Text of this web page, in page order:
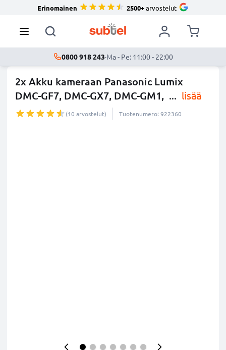
Erinomainen 2500+arvostelut
0800 918 243·Ma - Pe: 11:00 - 22:00
2x Akku kameraan Panasonic Lumix
DMC-GF7, DMC-GX7, DMC-GM1, ... lisää
(10 arvostelut) Tuotenumero: 922360